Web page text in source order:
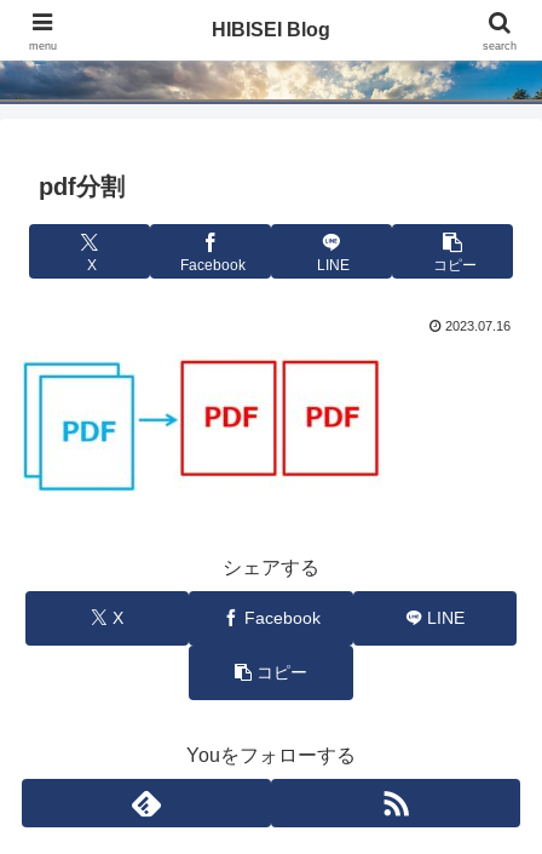
HIBISEI Blog
pdf分割
X Facebook LINE コピー
2023.07.16
シェアする
X Facebook LINE
コピー
Youをフォローする
menu
HIBISEI Blog
search